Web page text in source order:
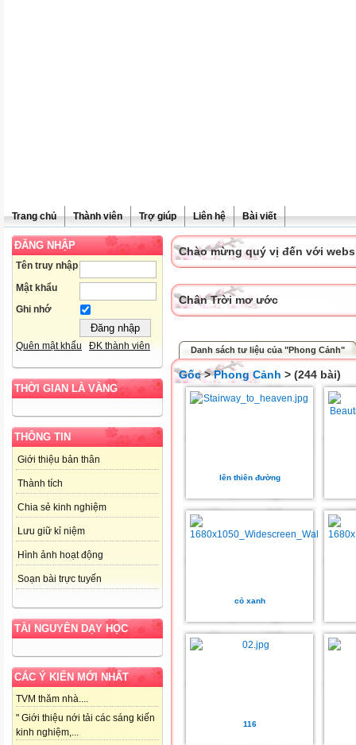
Trang chủ Thành viên Trợ giúp Liên hệ Bài viết
ĐĂNG NHẬP
Tên truy nhập
Mật khẩu
Ghi nhớ
Quên mật khẩu ĐK thành viên
THỜI GIAN LÀ VÀNG
THÔNG TIN
Giới thiệu bản thân
Thành tích
Chia sẻ kinh nghiệm
Lưu giữ kỉ niệm
Hình ảnh hoạt động
Soạn bài trực tuyến
TÀI NGUYÊN DẠY HỌC
CÁC Ý KIẾN MỚI NHẤT
TVM thăm nhà....
" Giới thiệu nới tải các sáng kiến
kinh nghiệm,...
Chào mừng quý vị đến với
Chân Trời mơ ước
Danh sách tư liệu của "Phong Cảnh"
Gốc>Phong Cảnh > (244 bài)
lên thiên đường
cỏ xanh
116